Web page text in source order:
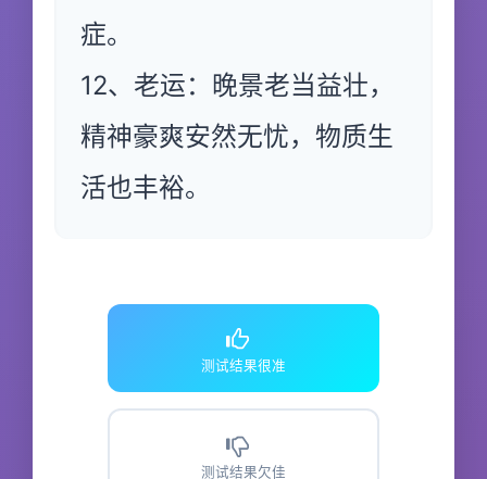
症。
12、老运：晚景老当益壮，
精神豪爽安然无忧，物质生
活也丰裕。
测试结果很准
测试结果欠佳